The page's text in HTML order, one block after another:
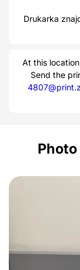
Drukarka
At this
Send the